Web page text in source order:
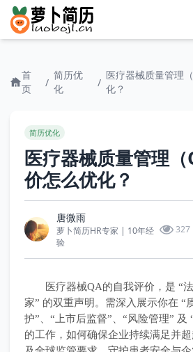
首
页
/
简历优
化
/
医疗器械质量管理
化？
简历优化
医疗器械质量管理
价怎么优化？
唐微雨
萝卜简历HR专家 | 10年经
验
327
医疗器械QA的自我评价，是 “
家” 的双重声明。需深入展示你在 “
护”、“上市后监督”、“风险管理” 及
的工作，如何确保企业持续满足并